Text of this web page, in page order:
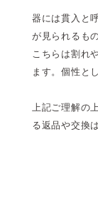
器には貫入と
が見られるも
こちらは割れ
ます。個性と
上記ご理解の
る返品や交換